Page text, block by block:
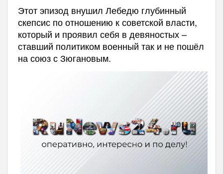
Этот эпизод внушил Лебедю глубинный
скепсис по отношению к советской власти,
который и проявил себя в девяностых –
ставший политиком военный так и не пошёл
на союз с Зюгановым.